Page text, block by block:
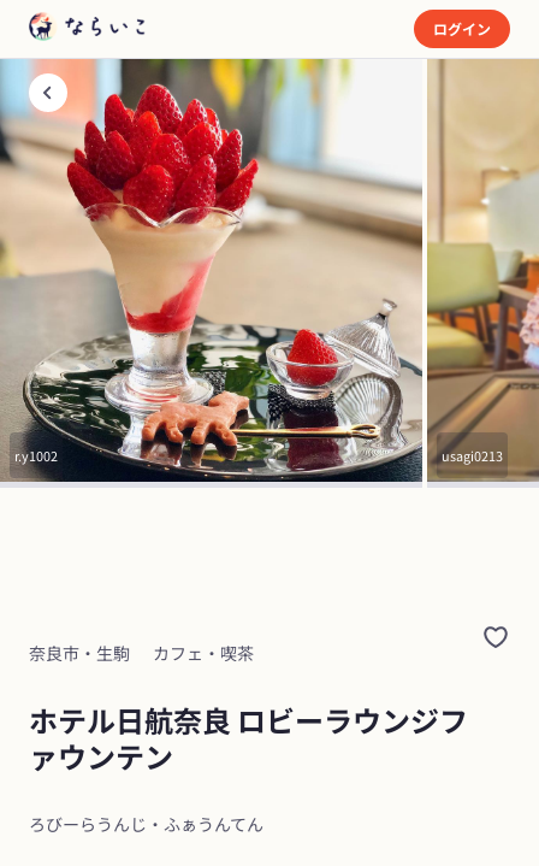
ログイン
r.y1002 usagi0213
奈良市・生駒 カフェ・喫茶
ホテル日航奈良 ロビーラウンジフ
ァウンテン
ろびーらうんじ・ふぁうんてん